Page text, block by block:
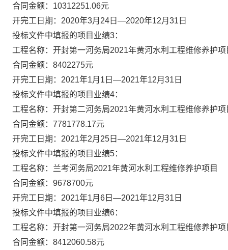
合同金额： 10312251.06元
开完工日期： 2020年3月24日—2020年12月31日
投标文件中填报的项目业绩3：
工程名称：开封第一河务局2021年黄河水利工程维修养护项
合同金额： 8402275元
开完工日期： 2021年1月1日—2021年12月31日
投标文件中填报的项目业绩4：
工程名称：开封第二河务局2021年黄河水利工程维修养护项
合同金额： 7781778.17元
开完工日期： 2021年2月25日—2021年12月31日
投标文件中填报的项目业绩5：
工程名称：兰考河务局2021年黄河水利工程维修养护项目
合同金额： 9678700元
开完工日期： 2021年1月6日—2021年12月31日
投标文件中填报的项目业绩6：
工程名称：开封第一河务局2022年黄河水利工程维修养护项
合同金额： 8412060.58元